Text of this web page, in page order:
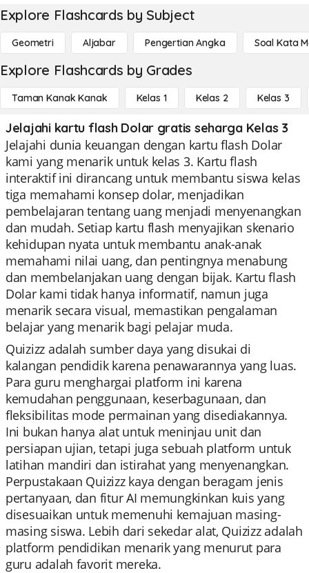
Explore Flashcards by Subject
Geometri Aljabar Pengertian Angka Soal Kata
Explore Flashcards by Grades
Taman Kanak Kanak Kelas 1 Kelas 2 Kelas 3
Jelajahi kartu flash Dolar gratis seharga Kelas 3
Jelajahi dunia keuangan dengan kartu flash Dolar
kami yang menarik untuk kelas 3. Kartu flash
interaktif ini dirancang untuk membantu siswa kelas
tiga memahami konsep dolar, menjadikan
pembelajaran tentang uang menjadi menyenangkan
dan mudah. Setiap kartu flash menyajikan skenario
kehidupan nyata untuk membantu anak-anak
memahami nilai uang, dan pentingnya menabung
dan membelanjakan uang dengan bijak. Kartu flash
Dolar kami tidak hanya informatif, namun juga
menarik secara visual, memastikan pengalaman
belajar yang menarik bagi pelajar muda.
Quizizz adalah sumber daya yang disukai di
kalangan pendidik karena penawarannya yang luas.
Para guru menghargai platform ini karena
kemudahan penggunaan, keserbagunaan, dan
fleksibilitas mode permainan yang disediakannya.
Ini bukan hanya alat untuk meninjau unit dan
persiapan ujian, tetapi juga sebuah platform untuk
latihan mandiri dan istirahat yang menyenangkan.
Perpustakaan Quizizz kaya dengan beragam jenis
pertanyaan, dan fitur AI memungkinkan kuis yang
disesuaikan untuk memenuhi kemajuan masing-
masing siswa. Lebih dari sekedar alat, Quizizz adalah
platform pendidikan menarik yang menurut para
guru adalah favorit mereka.